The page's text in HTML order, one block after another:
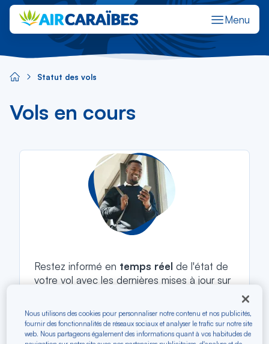
Menu
Réserver un vol Gérer ma réservation M'enregistrer en ligne
Statut des vols
Vols en cours
Restez informé en temps réel de l'état de
votre vol avec les dernières mises à jour sur
retards,
et toute
modification
importante. Que vous attendiez
l'embarquement ou surveilliez l'arrivée de
Nous utilisons des cookies pour personnaliser notre contenu et nos publicités,
fournir des fonctionnalités de réseaux sociaux et analyser le trafic sur notre site
web. Nous partageons également des informations quant à vos habitudes de